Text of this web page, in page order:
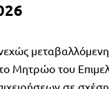
μεταβαλλόμενη
Μητρώο του